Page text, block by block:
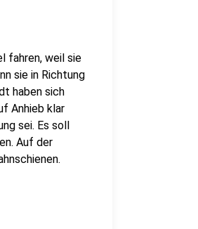
fahren, weil sie
sie in Richtung
haben sich
Anhieb klar
sei. Es soll
Auf der